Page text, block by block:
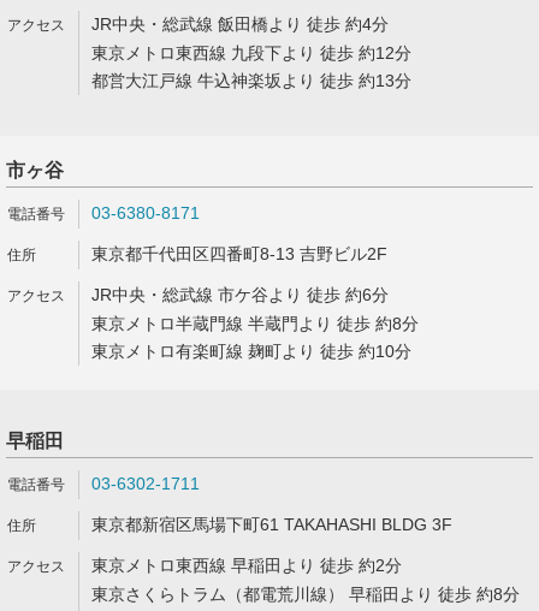
JR中央・総武線 飯田橋より 徒歩 約4分
東京メトロ東西線 九段下より 徒歩 約12分
都営大江戸線 牛込神楽坂より 徒歩 約13分
市ヶ谷
03-6380-8171
東京都千代田区四番町8-13 吉野ビル2F
JR中央・総武線 市ケ谷より 徒歩 約6分
東京メトロ半蔵門線 半蔵門より 徒歩 約8分
東京メトロ有楽町線 麹町より 徒歩 約10分
早稲田
03-6302-1711
東京都新宿区馬場下町61 TAKAHASHI BLDG 3F
東京メトロ東西線 早稲田より 徒歩 約2分
東京さくらトラム（都電荒川線） 早稲田より 徒歩 約8分